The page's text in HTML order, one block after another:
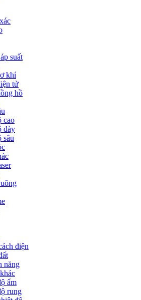
suất
khí
tử
hồ
cao
dày
sâu
điện
năng
ẩm
rung